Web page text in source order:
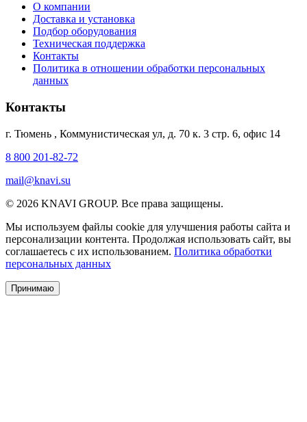
О компании
Доставка и установка
Подбор оборудования
Техническая поддержка
Контакты
Политика в отношении обработки персональных
данных
Контакты
г. Тюмень , Коммунистическая ул, д. 70 к. 3 стр. 6, офис 14
8 800 201-82-72
mail@knavi.su
© 2026 KNAVI GROUP. Все права защищены.
Мы используем файлы cookie для улучшения работы сайта и
персонализации контента. Продолжая использовать сайт, вы
соглашаетесь с их использованием. Политика обработки
персональных данных
Принимаю